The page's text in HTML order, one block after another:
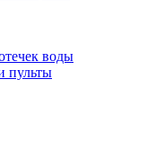
воды
пульты